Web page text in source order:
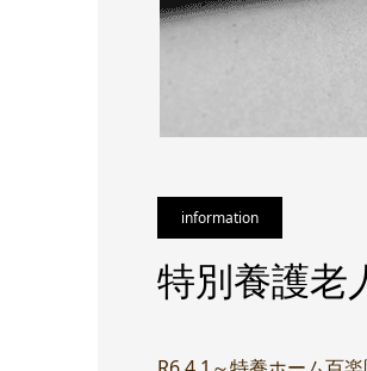
information
特別養護老